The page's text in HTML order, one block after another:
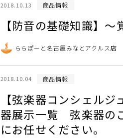
2018.10.13 商品情報
【防音の基礎知識】
ららぽーと名古屋みなとアクルス店
2018.10.04 商品情報
【弦楽器コンシェル
器展示一覧 弦楽器の
にお任せください。